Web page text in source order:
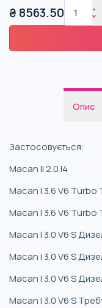
₴ 8563.50
Опис
Застосовується:
Macan II 2.0 I4
Macan I 3.6 V6 Turbo
Macan I 3.6 V6 Turbo
Macan I 3.0 V6 S
Macan I 3.0 V6 S
Macan I 3.0 V6 S
Macan I 3.0 V6 S